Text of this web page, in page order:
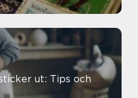
ut: Tips och